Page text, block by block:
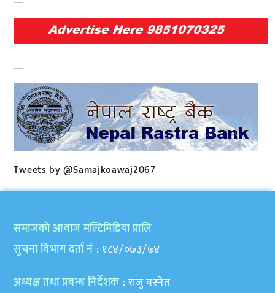
Tweets by @Samajkoawaj2067
समाजकाे आवाज मल्टिमिडिया प्रालि
सुचना विभाग दर्ता नं : १८४/०७३/७४
अध्यक्ष तथा प्रबन्ध निर्देशक : राजु बस्नेत